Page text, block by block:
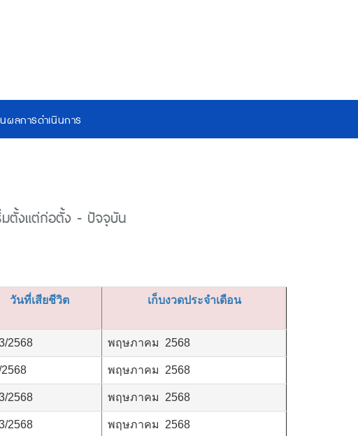
ผลการดำเนินการ
มตั้งแต่ก่อตั้ง - ปัจจุบัน
วันที่เสียชีวิต เก็บงวดประจำเดือน
2568 พฤษภาคม 2568
พฤษภาคม 2568
2568 พฤษภาคม 2568
2568 พฤษภาคม 2568